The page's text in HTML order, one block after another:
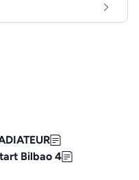
Bilbao 4